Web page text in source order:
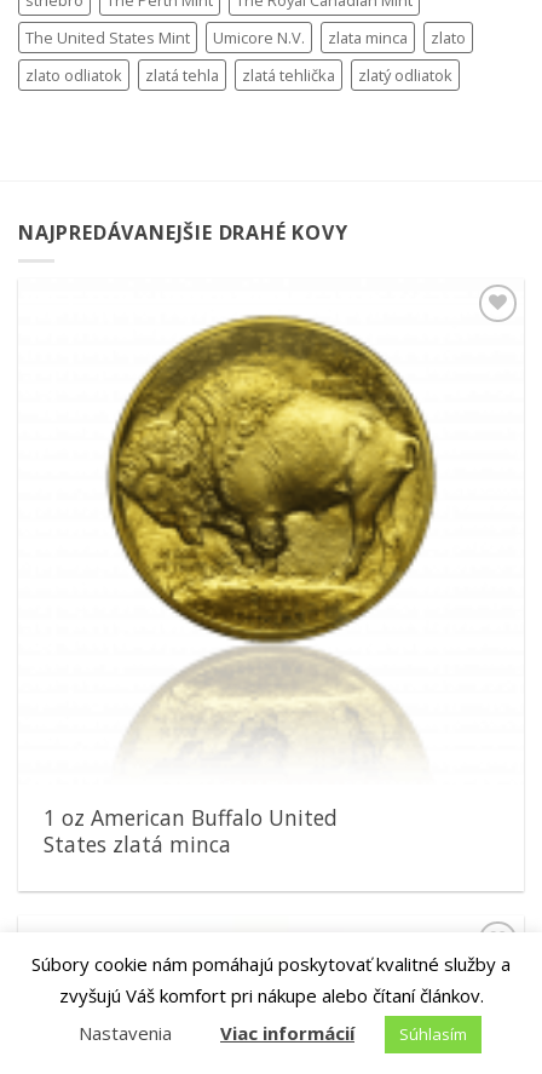
The United States Mint
Umicore N.V. zlata minca
zlato
zlato odliatok
zlatá tehla zlatá tehlička zlatý odliatok
NAJPREDÁVANEJŠIE DRAHÉ KOVY
1 oz American Buffalo United
States zlatá minca
Pridať k
obľúbeným
Súbory cookie nám pomáhajú poskytovať kvalitné služby a
zvyšujú Váš komfort pri nákupe alebo čítaní článkov.
Nastavenia
Viac informácií Súhlasím